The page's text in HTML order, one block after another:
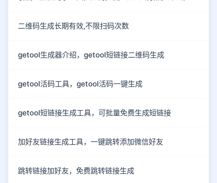
二维码生成长期有效,不限扫码次数
getool生成器介绍，getool短链接二维码生成
getool活码工具，getool活码一键生成
getool短链接生成工具，可批量免费生成短链接
加好友链接生成工具，一键跳转添加微信好友
跳转链接加好友，免费跳转链接生成